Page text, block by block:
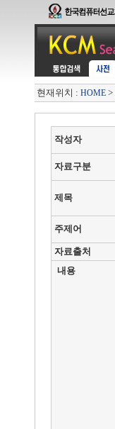
현재위치 : HOME >
작성자
자료구분
제목
주제어
자료출처
내용